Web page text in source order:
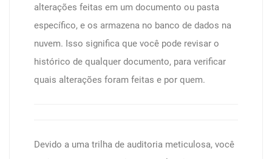
alterações feitas em um documento ou pasta
específico, e os armazena no banco de dados na
nuvem. Isso significa que você pode revisar o
histórico de qualquer documento, para verificar
quais alterações foram feitas e por quem.
Devido a uma trilha de auditoria meticulosa, você